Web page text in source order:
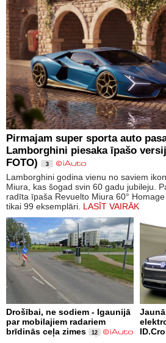
Pirmajam super sporta auto
Lamborghini piesaka īpašo
FOTO)
3
Lamborghini godina vienu no saviem
Miura, kas šogad svin 60 gadu jubileju.
radīta īpaša Revuelto Miura 60°
tikai 99 eksemplāri. LASĪT VAIRĀK
Drošībai, ne sodiem - Igaunijā
par mobilajiem radariem
brīdinās ceļa zimes
12